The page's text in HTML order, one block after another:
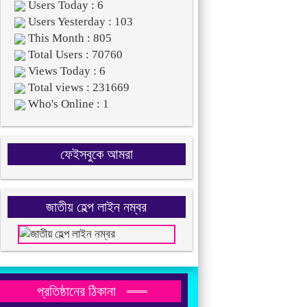
Users Today : 6
Users Yesterday : 103
This Month : 805
Total Users : 70760
Views Today : 6
Total views : 231669
Who's Online : 1
ফেইসবুকে আমরা
জাতীয় হেল্প লাইন নম্বর
প্রতিষ্ঠানের ঠিকানা